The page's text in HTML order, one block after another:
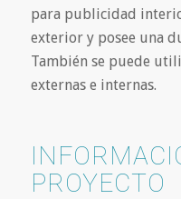
para publicidad
exterior y posee una
También se puede
externas e internas.
PROYECTO